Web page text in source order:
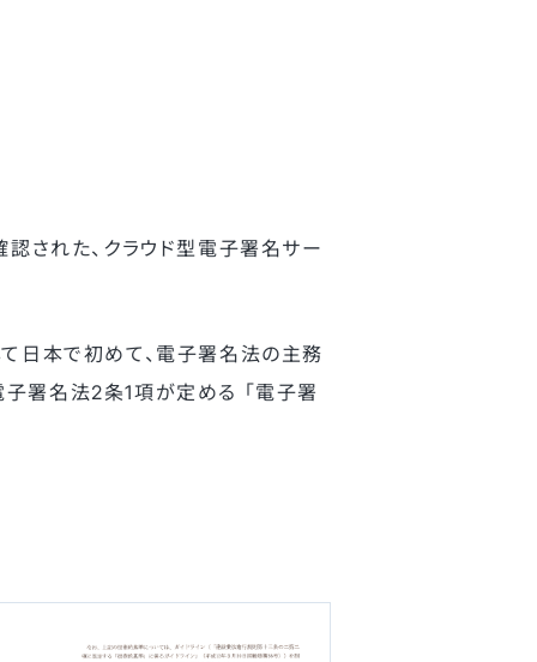
された、クラウド型電子署名サー
日本で初めて、電子署名法の主務
子署名法2条1項が定める 「電子署